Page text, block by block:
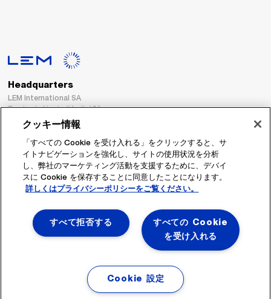
Headquarters
LEM International SA
Route du Nant-d’Avril, 152
1217 Meyrin
Switzerland
Tel. :
+41 22 706 11 11
Fax : +41 22 794 94 78
フォローする
クッキー情報
「すべての Cookie を受け入れる」をクリックすると、サ
イトナビゲーションを強化し、サイトの使用状況を分析
し、弊社のマーケティング活動を支援するために、デバイ
スに Cookie を保存することに同意したことになります。
詳しくはプライバシーポリシーをご覧ください。
すべての Cookie
を受け入れる
すべて拒否する
Cookie 設定